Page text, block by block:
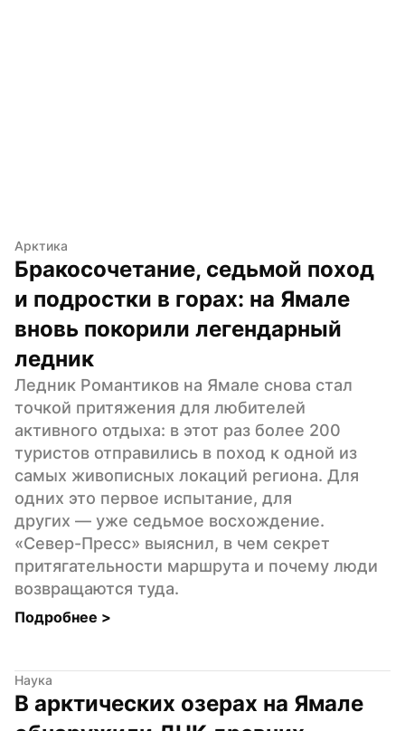
Арктика
Бракосочетание, седьмой поход
и подростки в горах: на Ямале
вновь покорили легендарный
ледник
Ледник Романтиков на Ямале снова стал
точкой притяжения для любителей
активного отдыха: в этот раз более 200
туристов отправились в поход к одной из
самых живописных локаций региона. Для
одних это первое испытание, для
других — уже седьмое восхождение.
«Север-Пресс» выяснил, в чем секрет
притягательности маршрута и почему люди
возвращаются туда.
Подробнее >
Наука
В арктических озерах на Ямале